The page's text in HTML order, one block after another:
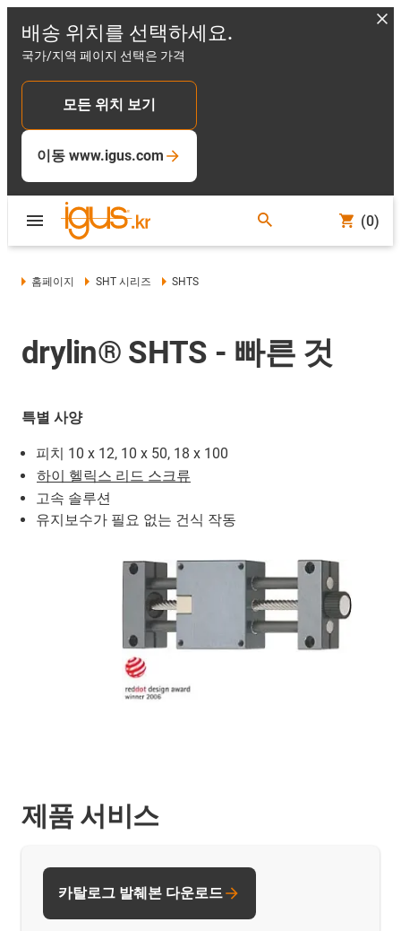
배송 위치를 선택하세요.
국가/지역 페이지 선택은 가격
모든 위치 보기
이동 www.igus.com
(0)
홈페이지 SHT 시리즈 SHTS
drylin® SHTS - 빠른 것
특별 사양
피치 10 x 12, 10 x 50, 18 x 100
하이 헬릭스 리드 스크류
고속 솔루션
유지보수가 필요 없는 건식 작동
제품 서비스
카탈로그 발췌본 다운로드